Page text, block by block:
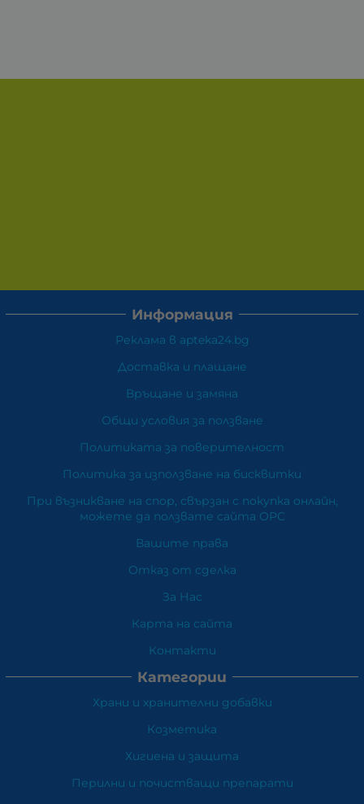
Информация
Реклама в apteka24.bg
Доставка и плащане
Връщане и замяна
Общи условия за ползване
Политиката за поверителност
Политика за използване на бисквитки
При възникване на спор, свързан с покупка онлайн,
можете да ползвате сайта ОРС
Вашите права
Отказ от сделка
За Нас
Карта на сайта
Контакти
Категории
Храни и хранителни добавки
Козметика
Хигиена и защита
Перилни и почистващи препарати